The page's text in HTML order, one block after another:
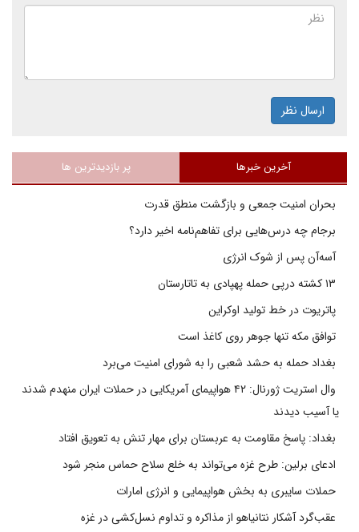
ارسال نظر
آخرین خبرها پر بازدیدترین ها
بحران امنیت جمعی و بازگشت منطق قدرت
برجام چه درس‌هایی برای تفاهم‌نامه اخیر دارد؟
آسه‌آن پس از شوک انرژی
پاتریوت در خط تولید اوکراین
توافق مکه تنها جوهر روی کاغذ است
بغداد حمله به حشد شعبی را به شورای امنیت می‌برد
وال استریت ژورنال: ۴۲ هواپیمای آمریکایی در حملات ایران منهدم شدند
یا آسیب دیدند
بغداد: پاسخ مقاومت به عربستان برای مهار تنش به تعویق افتاد
ادعای برلین: طرح غزه می‌تواند به خلع سلاح حماس منجر شود
حملات سایبری به بخش هواپیمایی و انرژی امارات
عقب‌گرد آشکار نتانیاهو از مذاکره و تداوم نسل‌کشی در غزه